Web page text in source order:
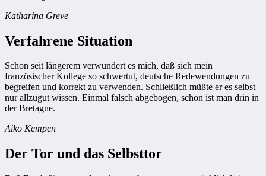
Katharina Greve
Verfahrene Situation
Schon seit längerem verwundert es mich, daß sich mein
französischer Kollege so schwertut, deutsche Redewendungen zu
begreifen und korrekt zu verwenden. Schließlich müßte er es selbst
nur allzugut wissen. Einmal falsch abgebogen, schon ist man drin in
der Bretagne.
Aiko Kempen
Der Tor und das Selbsttor